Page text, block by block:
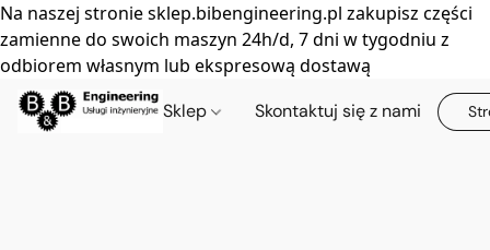
Na naszej stronie sklep.bibengineering.pl zakupisz części
zamienne do swoich maszyn 24h/d, 7 dni w tygodniu z
odbiorem własnym lub ekspresową dostawą
Sklep Skontaktuj się z nami